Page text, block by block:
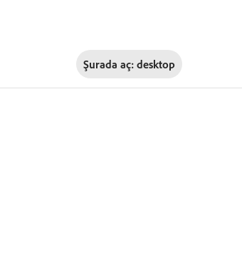
Şurada aç: desktop